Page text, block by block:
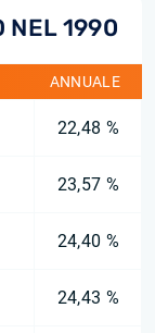
NEL 1990
ANNUALE
22,48 %
23,57 %
24,40 %
24,43 %